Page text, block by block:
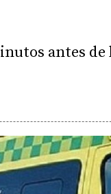
antes